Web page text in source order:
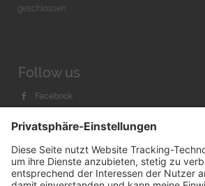
geschlossen
Follow us
Facebook
Youtube